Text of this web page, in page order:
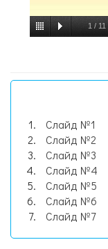
1 / 11
Слайд №1
Слайд №2
Слайд №3
Слайд №4
Слайд №5
Слайд №6
Слайд №7